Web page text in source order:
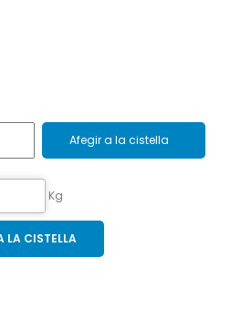
Afegir a la cistella
Kg
LA CISTELLA